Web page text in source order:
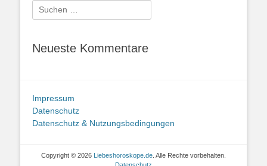
Suche
nach:
Neueste Kommentare
Impressum
Datenschutz
Datenschutz & Nutzungsbedingungen
Copyright © 2026 Liebeshoroskope.de . Alle Rechte vorbehalten.